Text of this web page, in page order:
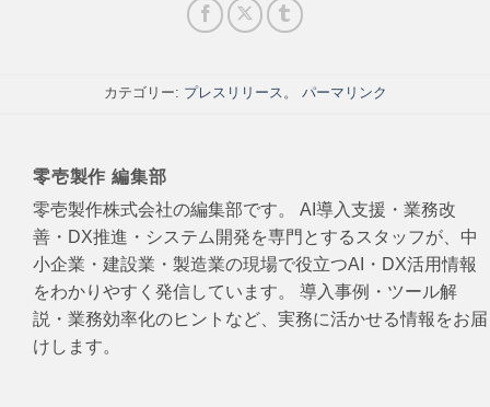
カテゴリー: プレスリリース 。 パーマリンク
零壱製作 編集部
零壱製作株式会社の編集部です。 AI導入支援・業務改
善・DX推進・システム開発を専門とするスタッフが、中
小企業・建設業・製造業の現場で役立つAI・DX活用情報
をわかりやすく発信しています。 導入事例・ツール解
説・業務効率化のヒントなど、実務に活かせる情報をお届
けします。